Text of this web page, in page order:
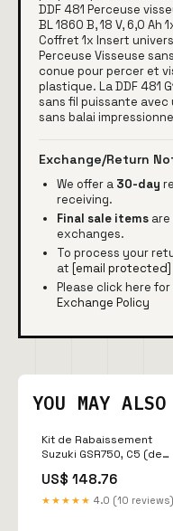
DDF 481 Perceuse
BL 1860 B, 18 V, 6,0 Ah
Coffret 1x Insert
Perceuse Visseuse
conue pour percer et
plastique. La DDF 481
sans fil puissante
sans balai
Exchange/Return
We offer a 30-day
receiving.
Final sale items
exchanges.
To process your
at [email protected]
Please click here
Exchange Policy
YOU MAY
Kit de Rabaissement
Suzuki GSR750, C5 (de
cligno led
US$ 148.76
★★★★★ 4.0 (10 reviews)